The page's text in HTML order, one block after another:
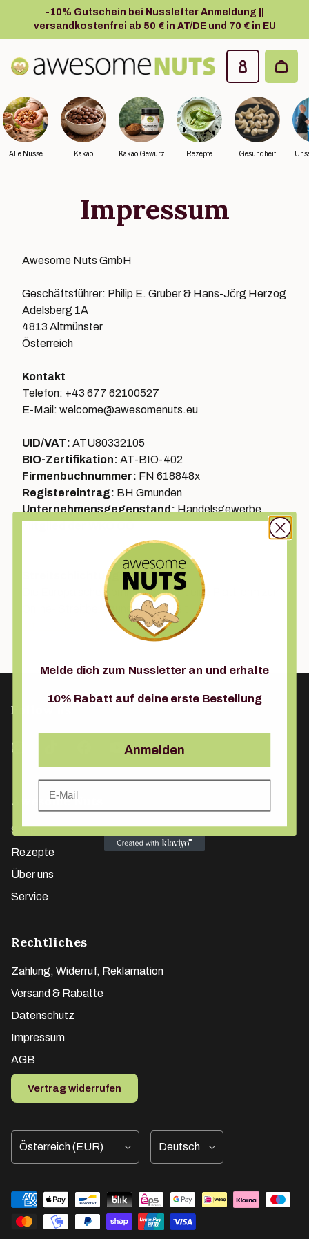
Zum Hauptinhalt springen
-10% Gutschein bei Nussletter Anmeldung ||
versandkostenfrei ab 50 € in AT/DE und 70 € in EU
Awesome Nuts
Alle Nüsse Kakao Kakao Gewürz Rezepte Gesundheit
Impressum
Awesome Nuts GmbH
Geschäftsführer: Philip E. Gruber & Hans-Jörg Herzog
Adelsberg 1A
4813 Altmünster
Österreich
Kontakt
Telefon: +43 677 62100527
E-Mail: welcome@awesomenuts.eu
UID/VAT: ATU80332105
BIO-Zertifikation: AT-BIO-402
Firmenbuchnummer: FN 618848x
Registereintrag: BH Gmunden
Unternehmensgegenstand:Handelsgewerbe
Streitschlichtung
Die Europäische Kommission stellt eine Plattform zur
Online- Streitbeilegung (OS) bereit:
https://ec.europa.eu/consumers/odr
Follow us
Awesome Nuts
Shop
Rezepte
Über uns
Service
Rechtliches
Zahlung, Widerruf, Reklamation
Versand & Rabatte
Datenschutz
Impressum
AGB
Vertrag widerrufen
Land/Region
Melde dich zum Nussletter an und erhalte
10% Rabatt auf deine erste Bestellung
Anmelden